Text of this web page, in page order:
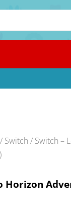
/ Switch / Switch –
Horizon